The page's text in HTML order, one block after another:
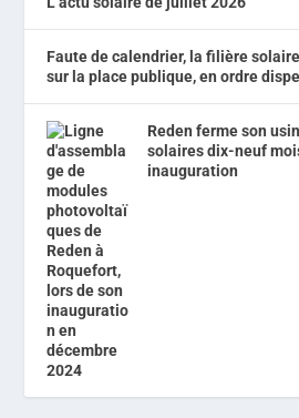
Faute de calendrier, la filière
sur la place publique, en ordre
Reden ferme son
solaires dix-neuf
inauguration